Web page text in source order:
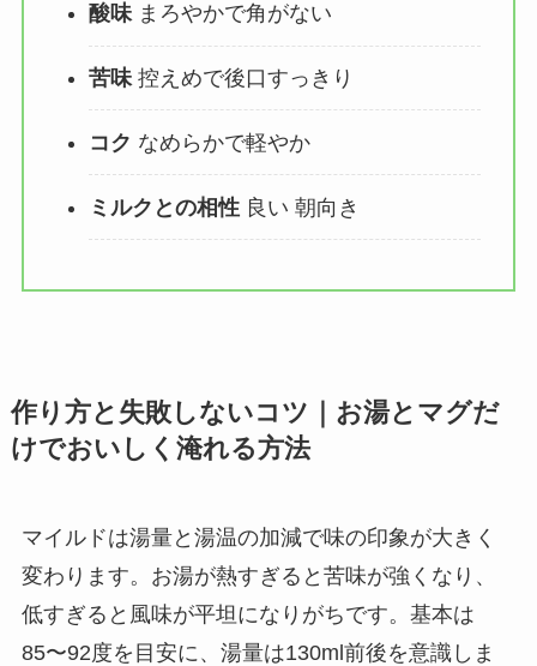
酸味まろやかで角がない
苦味控えめで後口すっきり
コク なめらかで軽やか
ミルクとの相性良い 朝向き
作り方と失敗しないコツ｜お湯とマグだ
けでおいしく淹れる方法
マイルドは湯量と湯温の加減で味の印象が大きく
変わります。お湯が熱すぎると苦味が強くなり、
低すぎると風味が平坦になりがちです。基本は
85〜92度を目安に、湯量は130ml前後を意識しま